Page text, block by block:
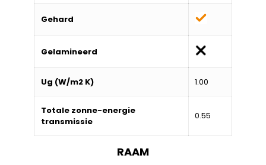
Gehard
Gelamineerd
Ug (W/m2 K) 1.00
Totale zonne-energie
transmissie
0.55
RAAM